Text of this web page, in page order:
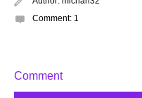
Comment: 1
Comment